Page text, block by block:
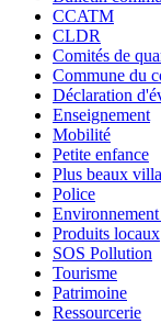
CCATM
CLDR
Comités de
Commune du
Déclaration
Enseignement
Mobilité
Petite enfance
Plus beaux
Police
Environnement
Produits locaux
SOS Pollution
Tourisme
Patrimoine
Ressourcerie